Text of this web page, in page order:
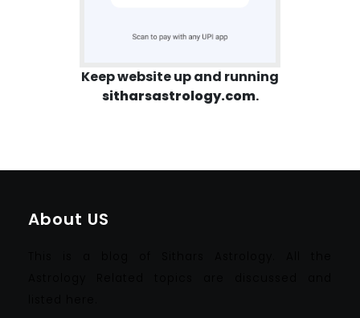
Keep website up and running
sitharsastrology.com.
About US